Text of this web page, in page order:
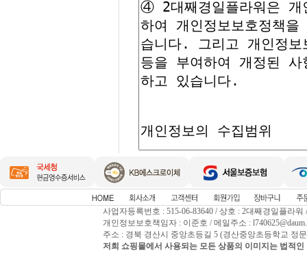
사업자등록번호 : 515-06-83640 / 상호 : 2대째경일플라워
개인정보보호책임자 : 이준호 / 메일주소 :
주소 : 경북 경산시 중앙초등길 5 (경산중앙초등학교 정
저희 쇼핑몰에서 사용되는 모든 상품의 이미지는 법적